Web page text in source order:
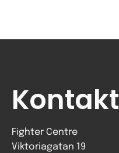
Kontakt
Fighter Centre
Viktoriagatan 19